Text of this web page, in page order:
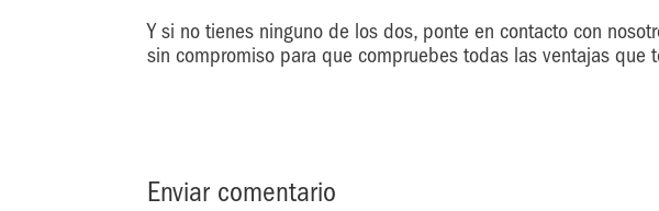
Y si no tienes ninguno de los dos, ponte en contacto con
sin compromiso para que compruebes todas las ventajas que
Enviar comentario